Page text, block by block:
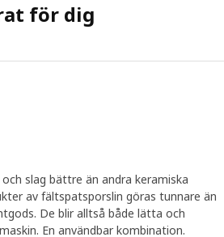
för dig
slag bättre än andra keramiska
av fältspatsporslin göras tunnare än
De blir alltså både lätta och
En användbar kombination.